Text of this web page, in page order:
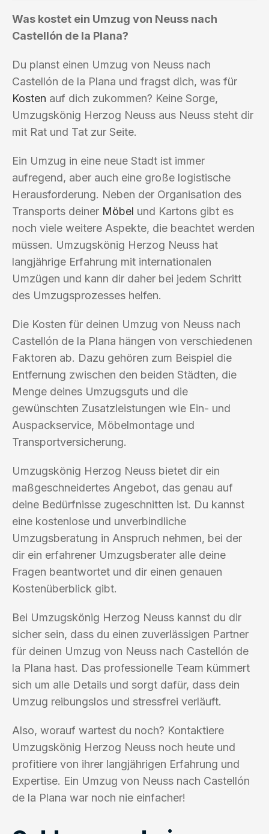
Was kostet ein Umzug von Neuss nach
Castellón de la Plana?
Du planst einen Umzug von Neuss nach
Castellón de la Plana und fragst dich, was für
Kosten auf dich zukommen? Keine Sorge,
Umzugskönig Herzog Neuss aus Neuss steht dir
mit Rat und Tat zur Seite.
Ein Umzug in eine neue Stadt ist immer
aufregend, aber auch eine große logistische
Herausforderung. Neben der Organisation des
Transports deiner Möbel und Kartons gibt es
noch viele weitere Aspekte, die beachtet werden
müssen. Umzugskönig Herzog Neuss hat
langjährige Erfahrung mit internationalen
Umzügen und kann dir daher bei jedem Schritt
des Umzugsprozesses helfen.
Die Kosten für deinen Umzug von Neuss nach
Castellón de la Plana hängen von verschiedenen
Faktoren ab. Dazu gehören zum Beispiel die
Entfernung zwischen den beiden Städten, die
Menge deines Umzugsguts und die
gewünschten Zusatzleistungen wie Ein- und
Auspackservice, Möbelmontage und
Transportversicherung.
Umzugskönig Herzog Neuss bietet dir ein
maßgeschneidertes Angebot, das genau auf
deine Bedürfnisse zugeschnitten ist. Du kannst
eine kostenlose und unverbindliche
Umzugsberatung in Anspruch nehmen, bei der
dir ein erfahrener Umzugsberater alle deine
Fragen beantwortet und dir einen genauen
Kostenüberblick gibt.
Bei Umzugskönig Herzog Neuss kannst du dir
sicher sein, dass du einen zuverlässigen Partner
für deinen Umzug von Neuss nach Castellón de
la Plana hast. Das professionelle Team kümmert
sich um alle Details und sorgt dafür, dass dein
Umzug reibungslos und stressfrei verläuft.
Also, worauf wartest du noch? Kontaktiere
Umzugskönig Herzog Neuss noch heute und
profitiere von ihrer langjährigen Erfahrung und
Expertise. Ein Umzug von Neuss nach Castellón
de la Plana war noch nie einfacher!